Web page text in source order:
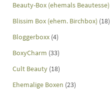
Beauty-Box (ehemals Beautesse)
Blissim Box (ehem. Birchbox) (18)
Bloggerboxx (4)
BoxyCharm (33)
Cult Beauty (18)
Ehemalige Boxen (23)